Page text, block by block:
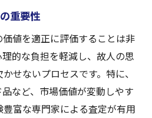
重要性
値を適正に評価することは非
的な負担を軽減し、故人の思
せないプロセスです。特に、
など、市場価値が変動しやす
富な専門家による査定が有用